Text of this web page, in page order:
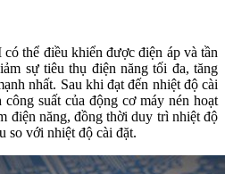
thể điều khiển được điện áp và tần
sự tiêu thụ điện năng tối đa, tăng
nhất. Sau khi đạt đến nhiệt độ cài
suất của động cơ máy nén hoạt
điện năng, đồng thời duy trì nhiệt độ
so với nhiệt độ cài đặt.